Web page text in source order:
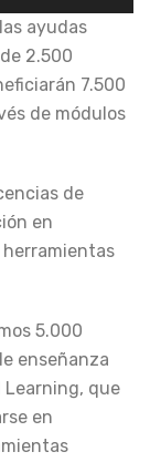
ayudas
2.500
7.500
de módulos
de
en
5.000
enseñanza
que
en